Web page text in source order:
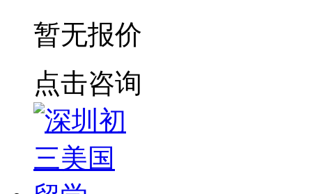
暂无报价
点击咨询